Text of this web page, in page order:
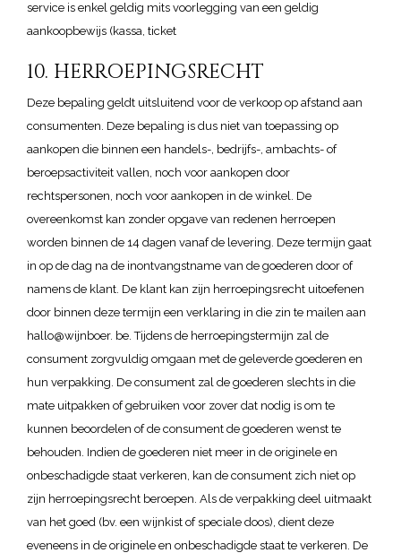
service is enkel geldig mits voorlegging van een geldig
aankoopbewijs (kassa, ticket
10. HERROEPINGSRECHT
Deze bepaling geldt uitsluitend voor de verkoop op afstand aan
consumenten. Deze bepaling is dus niet van toepassing op
aankopen die binnen een handels-, bedrijfs-, ambachts- of
beroepsactiviteit vallen, noch voor aankopen door
rechtspersonen, noch voor aankopen in de winkel. De
overeenkomst kan zonder opgave van redenen herroepen
worden binnen de 14 dagen vanaf de levering. Deze termijn gaat
in op de dag na de inontvangstname van de goederen door of
namens de klant. De klant kan zijn herroepingsrecht uitoefenen
door binnen deze termijn een verklaring in die zin te mailen aan
hallo@wijnboer. be. Tijdens de herroepingstermijn zal de
consument zorgvuldig omgaan met de geleverde goederen en
hun verpakking. De consument zal de goederen slechts in die
mate uitpakken of gebruiken voor zover dat nodig is om te
kunnen beoordelen of de consument de goederen wenst te
behouden. Indien de goederen niet meer in de originele en
onbeschadigde staat verkeren, kan de consument zich niet op
zijn herroepingsrecht beroepen. Als de verpakking deel uitmaakt
van het goed (bv. een wijnkist of speciale doos), dient deze
eveneens in de originele en onbeschadigde staat te verkeren. De